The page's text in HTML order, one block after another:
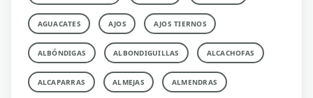
AGUACATES AJOS AJOS TIERNOS
ALBÓNDIGAS ALBONDIGUILLAS ALCACHOFAS
ALCAPARRAS ALMEJAS ALMENDRAS